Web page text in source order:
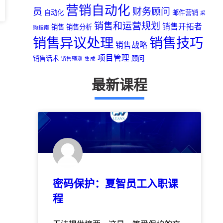
员 自动化 营销自动化 财务顾问 邮件营销 采
购指南 销售 销售分析 销售和运营规划 销售开拓者
销售异议处理 销售战略 销售技巧
销售话术 销售预测 集成 项目管理 顾问
最新课程
密码保护：夏智员工入职课
程